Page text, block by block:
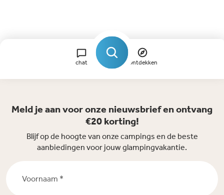
chat Ontdekken
Meld je aan voor onze nieuwsbrief en ontvang
€20 korting!
Blijf op de hoogte van onze campings en de beste
aanbiedingen voor jouw glampingvakantie.